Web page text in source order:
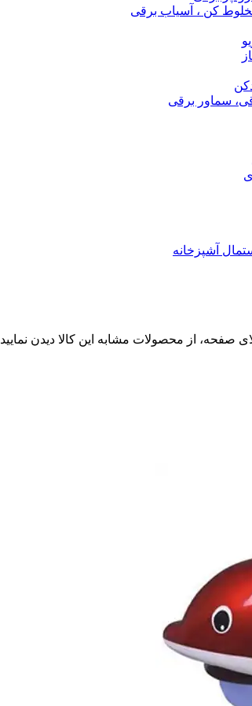
کن ، آسیاب برقی
سماور برقی
آشپزخانه
برقی
صفحه، از محصولات مشابه این کالا دیدن نمایید